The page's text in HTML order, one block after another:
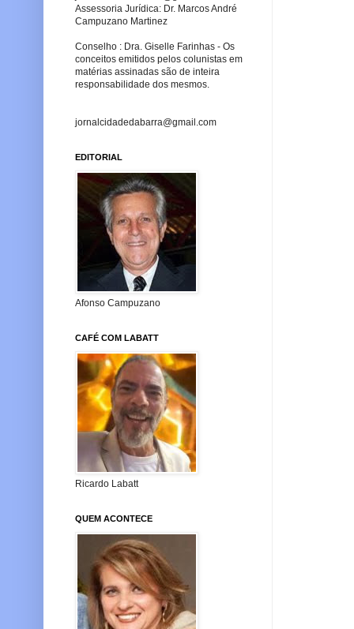
Assessoria Jurídica: Dr. Marcos André
Campuzano Martinez
Conselho : Dra. Giselle Farinhas - Os
conceitos emitidos pelos colunistas em
matérias assinadas são de inteira
responsabilidade dos mesmos.
jornalcidadedabarra@gmail.com
EDITORIAL
Afonso Campuzano
CAFÉ COM LABATT
Ricardo Labatt
QUEM ACONTECE